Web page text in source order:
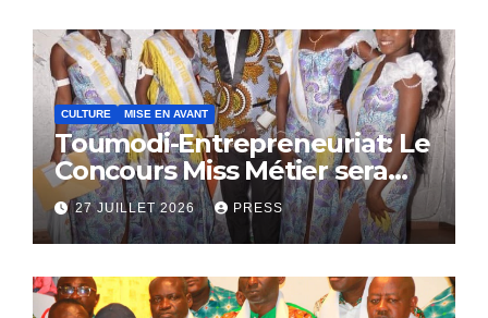
CULTURE MISE EN AVANT
Toumodi-Entrepreneuriat: Le
Concours Miss Métier sera
bientôt lance.
27 JUILLET 2026 PRESS